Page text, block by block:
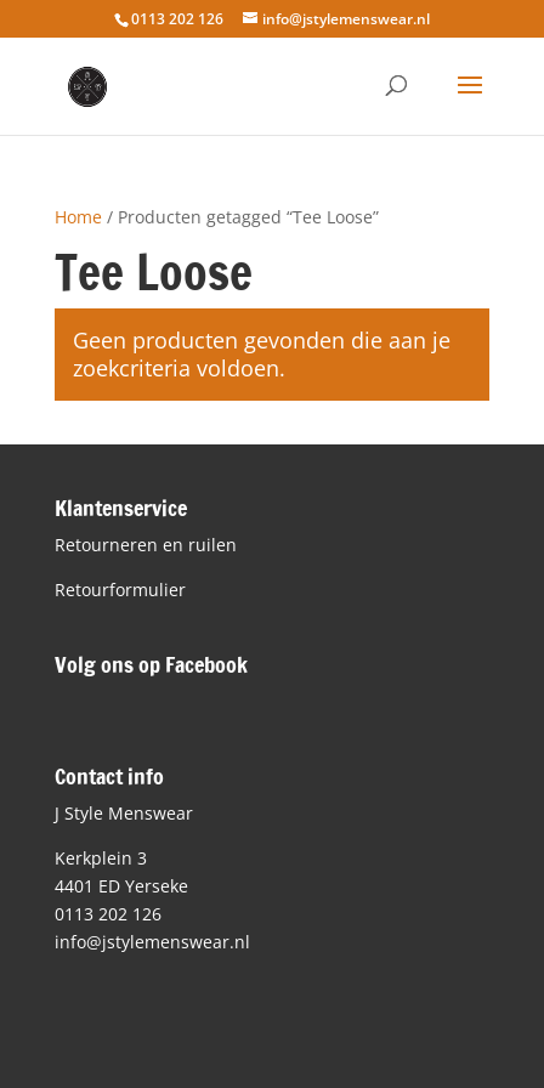
0113 202 126 info@jstylemenswear.nl
Home/ Producten getagged “Tee Loose”
Tee Loose
Geen producten gevonden die aan je
zoekcriteria voldoen.
Klantenservice
Retourneren en ruilen
Retourformulier
Volg ons op Facebook
Contact info
J Style Menswear
Kerkplein 3
4401 ED Yerseke
0113 202 126
info@jstylemenswear.nl